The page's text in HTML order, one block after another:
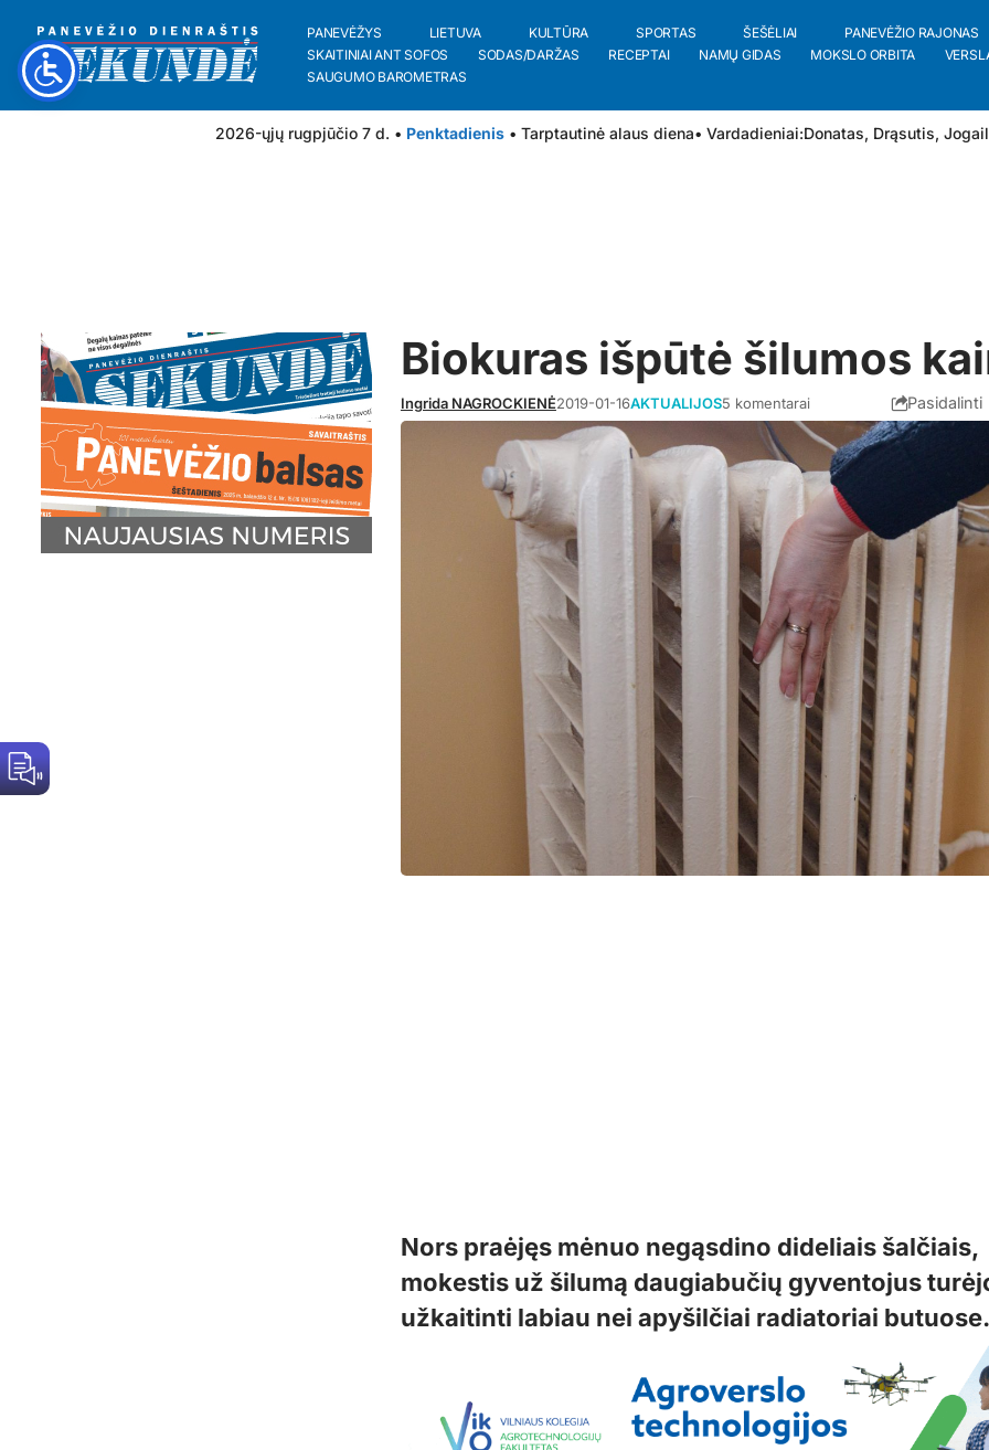
PANEVĖŽYS LIETUVA KULTŪRA SPORTAS ŠEŠĖLIAI
PANEVĖŽIO RAJONAS
SKAITINIAI ANT SOFOS
SODAS/DARŽAS RECEPTAI NAMŲ GIDAS MOKSLO ORBITA
SAUGUMO BAROMETRAS
2026-ųjų rugpjūčio 7 d. • Penktadienis • Tarptautinė alaus diena• Vardadieniai:Donatas, Drąsutis,
Biokuras išpūtė šilumos
Ingrida NAGROCKIENĖ2019-01-16AKTUALIJOS5 komentarai Pasidalinti
Nors praėjęs mėnuo negąsdino dideliais šalčiais,
mokestis už šilumą daugiabučių gyventojus
užkaitinti labiau nei apyšilčiai radiatoriai butuose.